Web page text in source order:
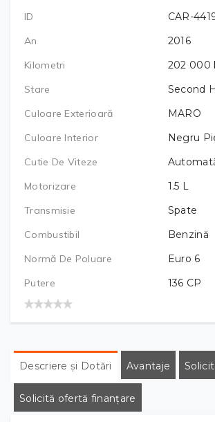
ID
CAR-
An
2016
Kilometri
202 000
Stare
Second
Culoare Exterioară
MARO
Culoare Interior
Negru
Cutie De Viteze
Motorizare
1.5 L
Transmisie
Spate
Combustibil
Benzină
Normă De Poluare
Euro 6
Putere
136 CP
Descriere și Dotări Avantaje
Solicită ofertă finanțare